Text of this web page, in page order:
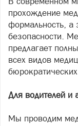
прохождение
формальность, а
безопасности.
предлагает
всех видов
Для водителей и
Мы проводим